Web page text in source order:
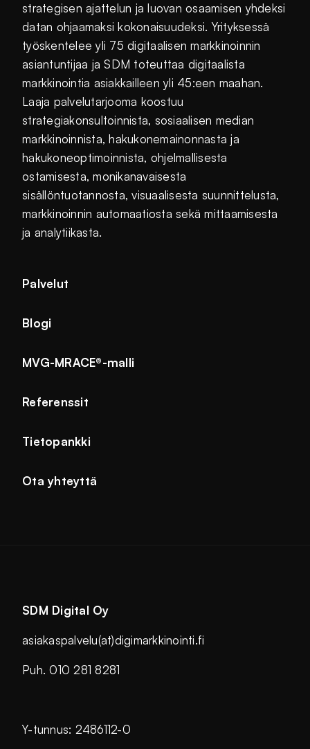
strategisen ajattelun ja luovan osaamisen yhdeksi
datan ohjaamaksi kokonaisuudeksi. Yrityksessä
työskentelee yli 75 digitaalisen markkinoinnin
asiantuntijaa ja SDM toteuttaa digitaalista
markkinointia asiakkailleen yli 45:een maahan.
Laaja palvelutarjooma koostuu
strategiakonsultoinnista, sosiaalisen median
markkinoinnista, hakukonemainonnasta ja
hakukoneoptimoinnista, ohjelmallisesta
ostamisesta, monikanavaisesta
sisällöntuotannosta, visuaalisesta suunnittelusta,
markkinoinnin automaatiosta sekä mittaamisesta
ja analytiikasta.
Palvelut
Blogi
MVG-MRACE®-malli
Referenssit
Tietopankki
Ota yhteyttä
SDM Digital Oy
asiakaspalvelu(at)digimarkkinointi.fi
Puh. 010 281 8281
Y-tunnus: 2486112-0